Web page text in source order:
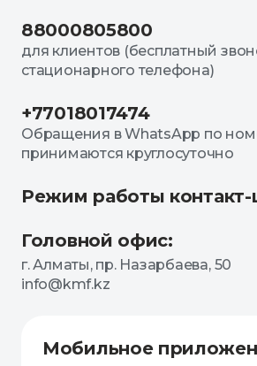
88000805800
для клиентов (бесплатный
стационарного телефона)
+77018017474
Обращения в WhatsApp по
принимаются круглосуточно
Режим работы контакт-
Головной офис:
г. Алматы, пр. Назарбаева, 50
info@kmf.kz
Мобильное